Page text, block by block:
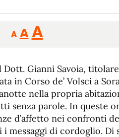
A
Reducir
tamaño
A Restablecer
tamaño
de
fuente
AAumentar
de
fuente.
Dott. Gianni Savoia, titolare
in Corso de’ Volsci a
nella propria
senza parole. In queste
d’affetto nei confronti
messaggi di cordoglio. Di